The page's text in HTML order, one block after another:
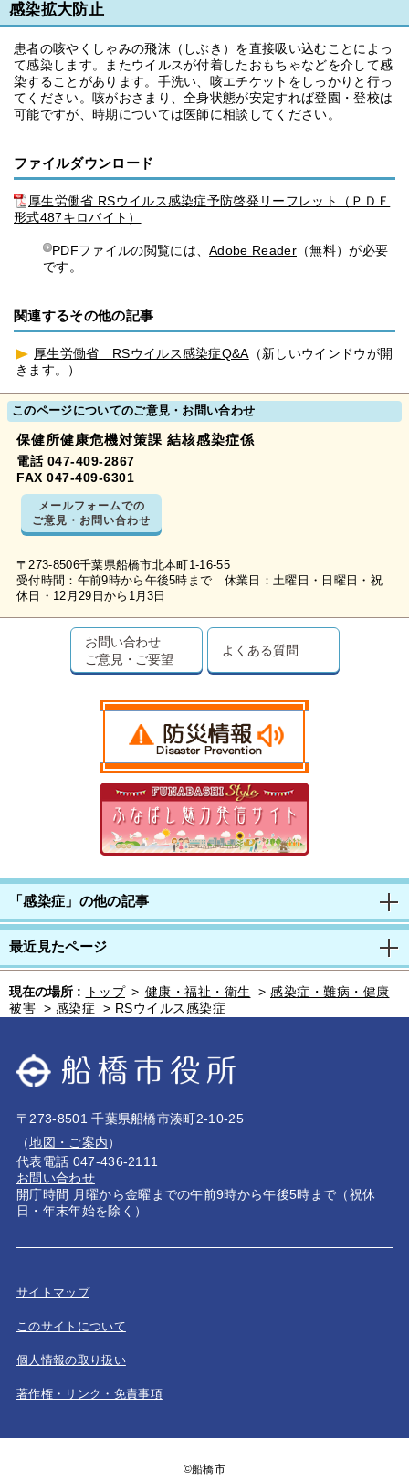
感染拡大防止
患者の咳やくしゃみの飛沫（しぶき）を直接吸い込むことによっ
て感染します。またウイルスが付着したおもちゃなどを介して感
染することがあります。手洗い、咳エチケットをしっかりと行っ
てください。咳がおさまり、全身状態が安定すれば登園・登校は
可能ですが、時期については医師に相談してください。
ファイルダウンロード
厚生労働省 RSウイルス感染症予防啓発リーフレット（ＰＤＦ
形式487キロバイト）
PDFファイルの閲覧には、Adobe Reader （無料）が必要
です。
関連するその他の記事
厚生労働省 RSウイルス感染症Q&A （新しいウインドウが開
きます。）
このページについてのご意見・お問い合わせ
保健所健康危機対策課 結核感染症係
電話 047-409-2867
FAX 047-409-6301
メールフォームでの
ご意見・お問い合わせ
〒273-8506千葉県船橋市北本町1-16-55
受付時間：午前9時から午後5時まで 休業日：土曜日・日曜日・祝
休日・12月29日から1月3日
お問い合わせ
ご意見・ご要望
よくある質問
「感染症」の他の記事
最近見たページ
現在の場所 : トップ > 健康・福祉・衛生 > 感染症・難病・健康
被害 > 感染症 > RSウイルス感染症
〒273-8501 千葉県船橋市湊町2-10-25
（地図・ご案内）
代表電話 047-436-2111
お問い合わせ
開庁時間 月曜から金曜までの午前9時から午後5時まで（祝休
日・年末年始を除く）
サイトマップ
このサイトについて
個人情報の取り扱い
著作権・リンク・免責事項
©船橋市